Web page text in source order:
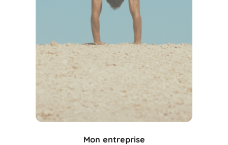
Mon entreprise